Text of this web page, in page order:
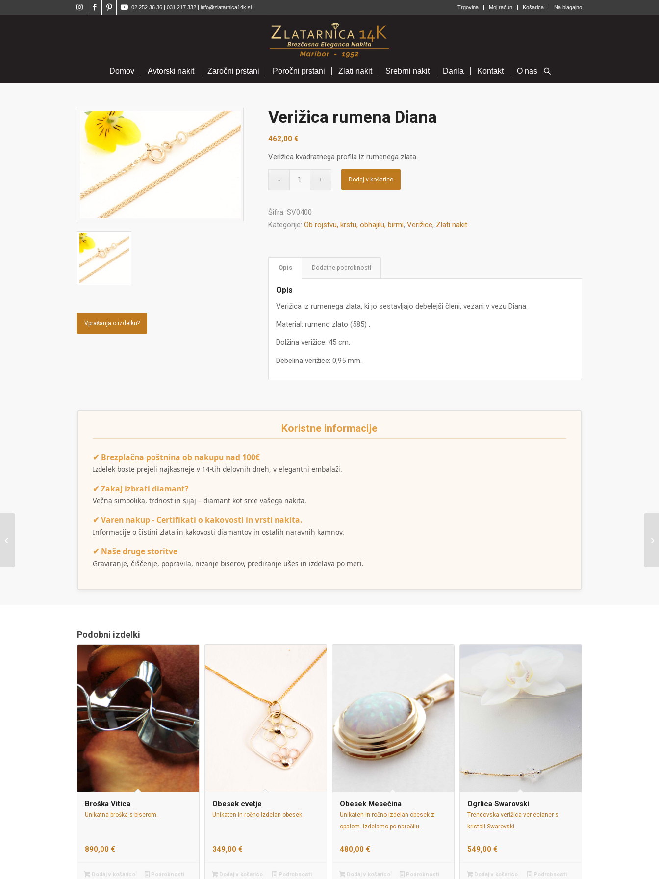
Trgovina Moj račun Košarica Na blagajno
02 252 36 36 | 031 217 332 | info@zlatarnica14k.si
Domov Avtorski nakit Zaročni prstani Poročni prstani Zlati nakit Srebrni nakit Darila Kontakt O nas
Vprašanja o izdelku?
Verižica rumena Diana
462,00 €
Verižica kvadratnega profila iz rumenega zlata.
Dodaj v košarico
Šifra: SV0400
Kategorije: Ob rojstvu, krstu, obhajilu, birmi, Verižice, Zlati nakit
Opis Dodatne podrobnosti
Opis
Verižica iz rumenega zlata, ki jo sestavljajo debelejši členi, vezani v vezu Diana.
Material: rumeno zlato (585) .
Dolžina verižice: 45 cm.
Debelina verižice: 0,95 mm.
Koristne informacije
✔ Brezplačna poštnina ob nakupu nad 100€
Izdelek boste prejeli najkasneje v 14-tih delovnih dneh, v elegantni embalaži.
✔ Zakaj izbrati diamant?
Večna simbolika, trdnost in sijaj – diamant kot srce vašega nakita.
✔ Varen nakup - Certifikati o kakovosti in vrsti nakita.
Informacije o čistini zlata in kakovosti diamantov in ostalih naravnih kamnov.
✔ Naše druge storitve
Graviranje, čiščenje, popravila, nizanje biserov, prediranje ušes in izdelava po meri.
Podobni izdelki
Broška Vitica
Unikatna broška s biserom.
890,00 €
Dodaj v košarico Podrobnosti
Obesek cvetje
Unikaten in ročno izdelan obesek.
349,00€
Dodaj v košarico Podrobnosti
Obesek Mesečina
Unikaten in ročno izdelan obesek z
opalom. Izdelamo po naročilu.
480,00€
Dodaj v košarico Podrobnosti
Ogrlica Swarovski
Trendovska verižica venecianer s
kristali Swarovski.
549,00€
Dodaj v košarico Podrobnosti